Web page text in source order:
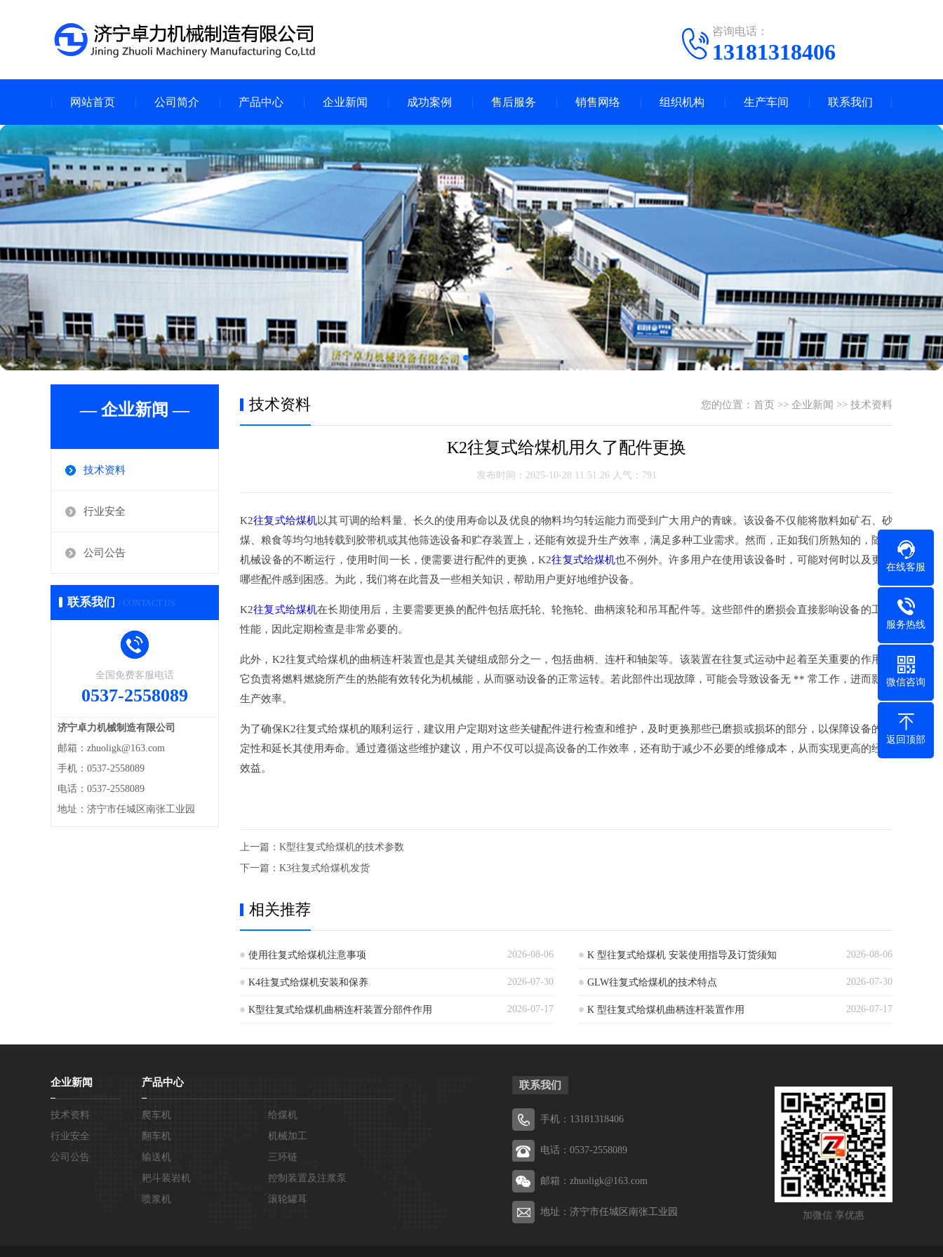
咨询电话：
13181318406
网站首页 公司简介 产品中心 企业新闻 成功案例 售后服务 销售网络 组织机构 生产车间 联系我们
— 企业新闻 —
技术资料
行业安全
公司公告
联系我们 / CONTACT US
全国免费客服电话
0537-2558089
济宁卓力机械制造有限公司
邮箱：zhuoligk@163.com
手机：0537-2558089
电话：0537-2558089
地址：济宁市任城区南张工业园
您的位置： 首页 >> 企业新闻 >> 技术资料
技术资料
K2往复式给煤机用久了配件更换
发布时间：2025-10-28 11:51:26 人气：791
K2往复式给煤机以其可调的给料量、长久的使用寿命以及优良的物料均匀转运能力而受到广大用户的青睐。该设备不仅能将散料如矿石、砂
煤、粮食等均匀地转载到胶带机或其他筛选设备和贮存装置上，还能有效提升生产效率，满足多种工业需求。然而，正如我们所熟知的，随着
机械设备的不断运行，使用时间一长，便需要进行配件的更换，K2往复式给煤机也不例外。许多用户在使用该设备时，可能对何时以及更换
哪些配件感到困惑。为此，我们将在此普及一些相关知识，帮助用户更好地维护设备。
K2往复式给煤机在长期使用后，主要需要更换的配件包括底托轮、轮拖轮、曲柄滚轮和吊耳配件等。这些部件的磨损会直接影响设备的工作
性能，因此定期检查是非常必要的。
此外，K2往复式给煤机的曲柄连杆装置也是其关键组成部分之一，包括曲柄、连杆和轴架等。该装置在往复式运动中起着至关重要的作用，
它负责将燃料燃烧所产生的热能有效转化为机械能，从而驱动设备的正常运转。若此部件出现故障，可能会导致设备无 ** 常工作，进而影响
生产效率。
为了确保K2往复式给煤机的顺利运行，建议用户定期对这些关键配件进行检查和维护，及时更换那些已磨损或损坏的部分，以保障设备的稳
定性和延长其使用寿命。通过遵循这些维护建议，用户不仅可以提高设备的工作效率，还有助于减少不必要的维修成本，从而实现更高的经济
效益。
上一篇： K型往复式给煤机的技术参数
下一篇： K3往复式给煤机发货
相关推荐
2026-08-06
使用往复式给煤机注意事项 2026-08-06
K 型往复式给煤机 安装使用指导及订货须知
2026-07-30
K4往复式给煤机安装和保养 2026-07-30
GLW往复式给煤机的技术特点‌
2026-07-17
K型往复式给煤机曲柄连杆装置分部件作用 2026-07-17
K 型往复式给煤机曲柄连杆装置作用
企业新闻
技术资料
行业安全
公司公告
产品中心
爬车机
给煤机
翻车机
机械加工
输送机
三环链
耙斗装岩机
控制装置及注浆泵
喷浆机
滚轮罐耳
加微信 享优惠
联系我们
手机：13181318406
电话：0537-2558089
邮箱：zhuoligk@163.com
地址：济宁市任城区南张工业园
在线客服
服务热线
微信咨询
返回顶部